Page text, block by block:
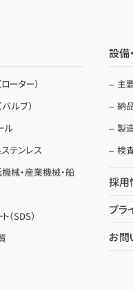
ーター）
ルブ）
ル
テンレス
械・産業機械・船
（SDS）
設備
主
納
製
検
採用
プラ
お問